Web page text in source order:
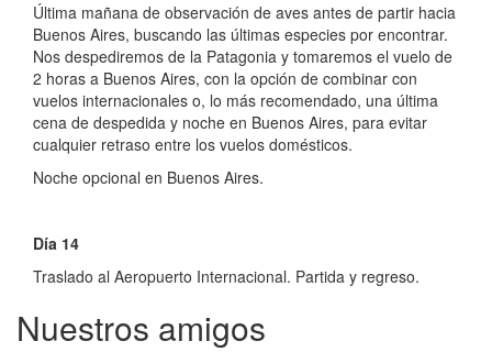
Última mañana de observación de aves antes de partir hacia
Buenos Aires, buscando las últimas especies por encontrar.
Nos despediremos de la Patagonia y tomaremos el vuelo de
2 horas a Buenos Aires, con la opción de combinar con
vuelos internacionales o, lo más recomendado, una última
cena de despedida y noche en Buenos Aires, para evitar
cualquier retraso entre los vuelos domésticos.
Noche opcional en Buenos Aires.
Día 14
Traslado al Aeropuerto Internacional. Partida y regreso.
Nuestros amigos